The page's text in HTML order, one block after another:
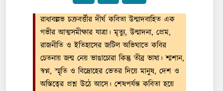
রাধাবল্লভ চক্রবর্ত্তীর দীর্ঘ কবিতা উন্মাদবাহিত এক
গভীর আত্মসমীক্ষার যাত্রা। মৃত্যু, উন্মাদনা, প্রেম,
রাজনীতি ও ইতিহাসের জটিল অভিঘাতে কবির
চেতনায় জন্ম নেয় ভাঙাচোরা কিন্তু তীব্র ভাষা। শ্মশান,
স্বপ্ন, স্মৃতি ও বিদ্রোহের ভেতর দিয়ে মানুষ, দেশ ও
অস্তিত্বের প্রশ্ন উঠে আসে। শেষপর্যন্ত কবিতা হয়ে